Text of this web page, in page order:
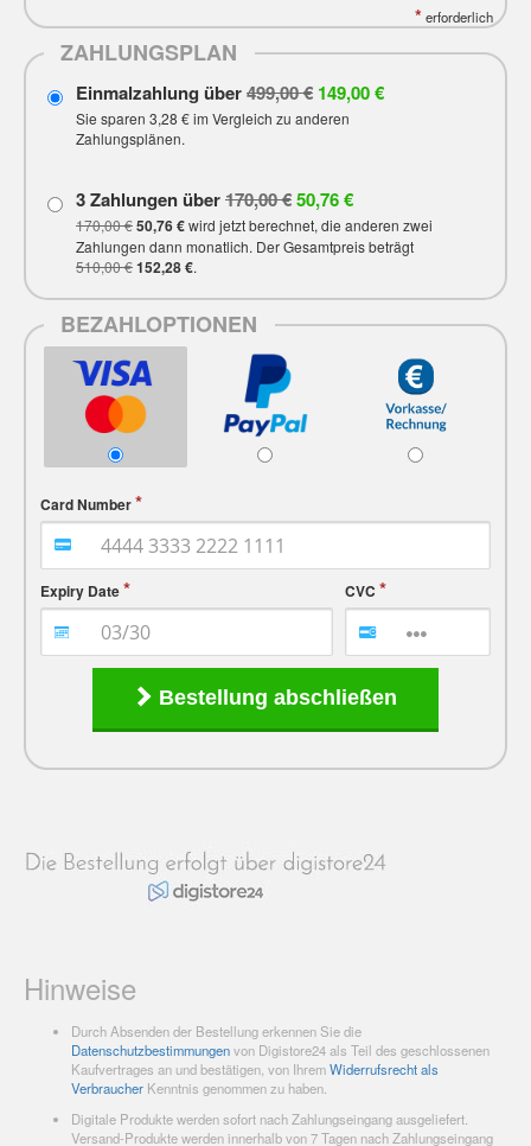
* erforderlich
ZAHLUNGSPLAN
Einmalzahlung über499,00 € 149,00 €
Sie sparen 3,28 €im Vergleich zu anderen
Zahlungsplänen.
3 Zahlungen über170,00 €50,76 €
170,00 €50,76 €wird jetzt berechnet, die anderen zwei
Zahlungen dann monatlich. Der Gesamtpreis beträgt
510,00 €152,28 €.
BEZAHLOPTIONEN
Card Number
Expiry Date CVC
Bestellung abschließen
Hinweise
Durch Absenden der Bestellung erkennen Sie die
Datenschutzbestimmungenvon Digistore24 als Teil des geschlossenen
Kaufvertrages an und bestätigen, von IhremWiderrufsrecht als
Verbraucher Kenntnis genommen zu haben.
Digitale Produkte werden sofort nach Zahlungseingang ausgeliefert.
Versand-Produkte werden innerhalb von 7 Tagen nach Zahlungseingang